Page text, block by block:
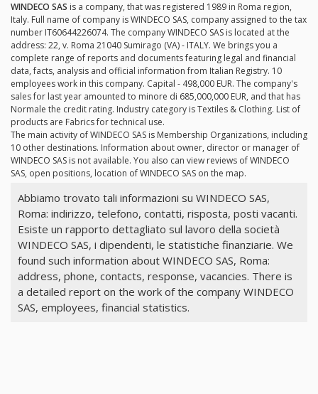
WINDECO SAS is a company, that was registered 1989 in Roma region,
Italy. Full name of company is WINDECO SAS, company assigned to the tax
number IT60644226074. The company WINDECO SAS is located at the
address: 22, v. Roma 21040 Sumirago (VA) - ITALY. We brings you a
complete range of reports and documents featuring legal and financial
data, facts, analysis and official information from Italian Registry. 10
employees work in this company. Capital - 498,000 EUR. The company's
sales for last year amounted to minore di 685,000,000 EUR, and that has
Normale the credit rating. Industry category is Textiles & Clothing. List of
products are Fabrics for technical use.
The main activity of WINDECO SAS is Membership Organizations, including
10 other destinations. Information about owner, director or manager of
WINDECO SAS is not available. You also can view reviews of WINDECO
SAS, open positions, location of WINDECO SAS on the map.
Abbiamo trovato tali informazioni su WINDECO SAS,
Roma: indirizzo, telefono, contatti, risposta, posti vacanti.
Esiste un rapporto dettagliato sul lavoro della società
WINDECO SAS, i dipendenti, le statistiche finanziarie. We
found such information about WINDECO SAS, Roma:
address, phone, contacts, response, vacancies. There is
a detailed report on the work of the company WINDECO
SAS, employees, financial statistics.